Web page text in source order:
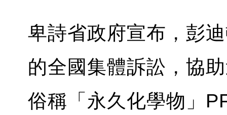
卑詩省政府宣布，彭
的全國集體訴訟，協
俗稱「永久化學物」